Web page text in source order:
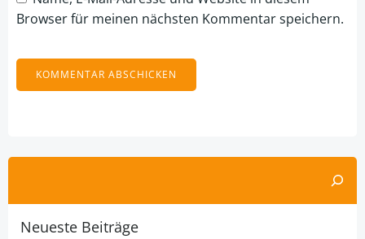
Browser für meinen nächsten Kommentar speichern.
Neueste Beiträge